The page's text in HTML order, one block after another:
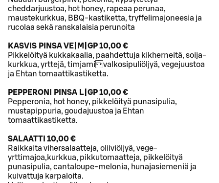
cheddarjuustoa, hot honey, rapeaa perunaa,
maustekurkkua, BBQ-kastiketta, tryffelimajoneesia ja
rucolaa sekä ranskalaisia perunoita
KASVIS PINSA VE|M|GP 10,00 €
Pikkelöityä kukkakaalia, paahdettuja kikherneitä, soija-
kurkkua, yrttejä, timjamivalkosipuliöljyä, vegejuustoa
ja Ehtan tomaattikastiketta.
PEPPERONI PINSA L|GP 10,00 €
Pepperonia, hot honey, pikkelöityä punasipulia,
mustapippuria, goudajuustoa ja Ehtan
tomaattikastiketta.
SALAATTI 10,00 €
Raikkaita vihersalaatteja, oliiviöljyä, vege-
yrttimajoa,kurkkua, pikkutomaatteja, pikkelöityä
punasipulia, cantaloupe-melonia, hunajasiemeniä ja
kuivattuja karpaloita.